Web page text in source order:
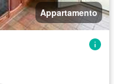
Appartamento